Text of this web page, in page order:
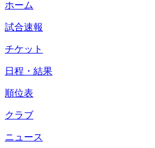
ホーム
試合速報
チケット
日程・結果
順位表
クラブ
ニュース